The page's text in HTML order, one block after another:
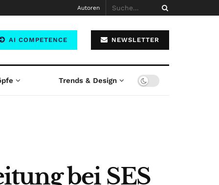
Autoren
AI COMPETENCE NEWSLETTER
Trends & Design
bei SES